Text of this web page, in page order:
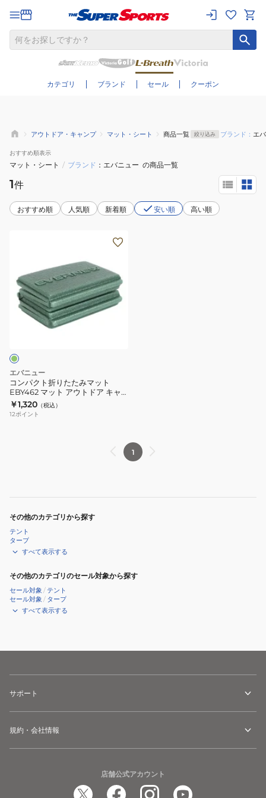
カテゴリ ブランド セール クーポン
さらに絞り込む
アウトドア・キャンプ マット・シート 商品一覧 絞り込み ブランド： エ
おすすめ順表示
マット・シート / ブランド エバニュー の商品一覧
1件
おすすめ順 人気順 新着順 安い順 高い順
ク
ト
た
み
マ
ッ
ト
ド
ア
キ
ン
プ
登
エバニュー
コンパクト折りたたみマット
EBY462 マット アウトドア キャ
ンプ 登山
￥1,320 （税込）
12ポイント
1
その他のカテゴリから探す
テント
タープ
すべて表示する
その他のカテゴリのセール対象から探す
セール対象 /テント
セール対象 / タープ
すべて表示する
サポート
規約・会社情報
店舗公式アカウント